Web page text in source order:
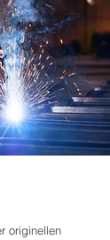
originellen